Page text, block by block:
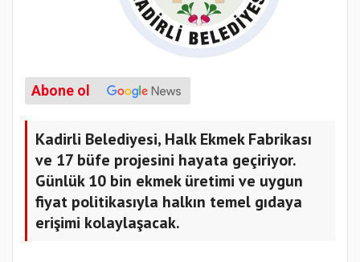
Abone ol
Kadirli Belediyesi, Halk Ekmek Fabrikası
ve 17 büfe projesini hayata geçiriyor.
Günlük 10 bin ekmek üretimi ve uygun
fiyat politikasıyla halkın temel gıdaya
erişimi kolaylaşacak.